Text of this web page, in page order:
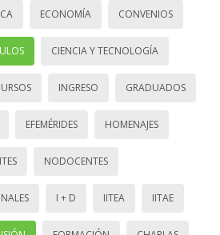
ECONOMÍA CONVENIOS
CIENCIA Y TECNOLOGÍA
INGRESO GRADUADOS
EFEMÉRIDES HOMENAJES
NODOCENTES
I + D IITEA IITAE